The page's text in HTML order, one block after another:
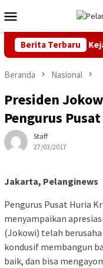
ke
kontenMobile
Berita Terbaru
Kejari
Beranda Nasional
Presiden
Pengurus
Staff
27/03/2017
Jakarta, Pelanginews
Pengurus Pusat Huria
menyampaikan
(Jokowi) telah
kondusif membangun
baik, dan bisa